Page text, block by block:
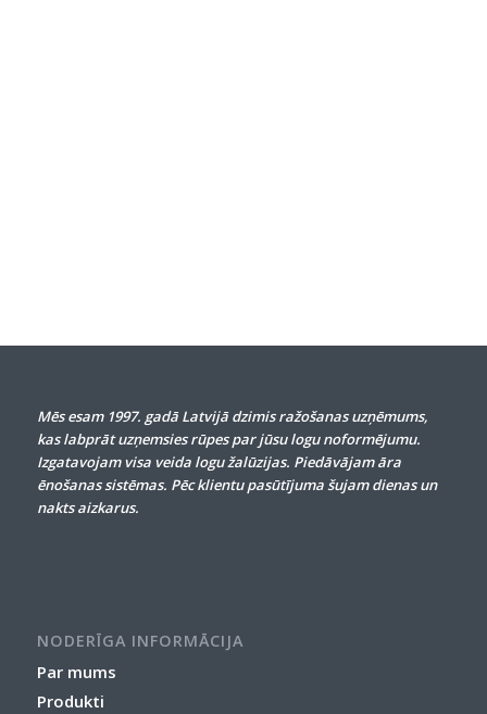
Mēs esam 1997. gadā Latvijā dzimis ražošanas uzņēmums,
kas labprāt uzņemsies rūpes par jūsu logu noformējumu.
Izgatavojam visa veida logu žalūzijas. Piedāvājam āra
ēnošanas sistēmas. Pēc klientu pasūtījuma šujam dienas un
nakts aizkarus.
NODERĪGA INFORMĀCIJA
Par mums
Produkti